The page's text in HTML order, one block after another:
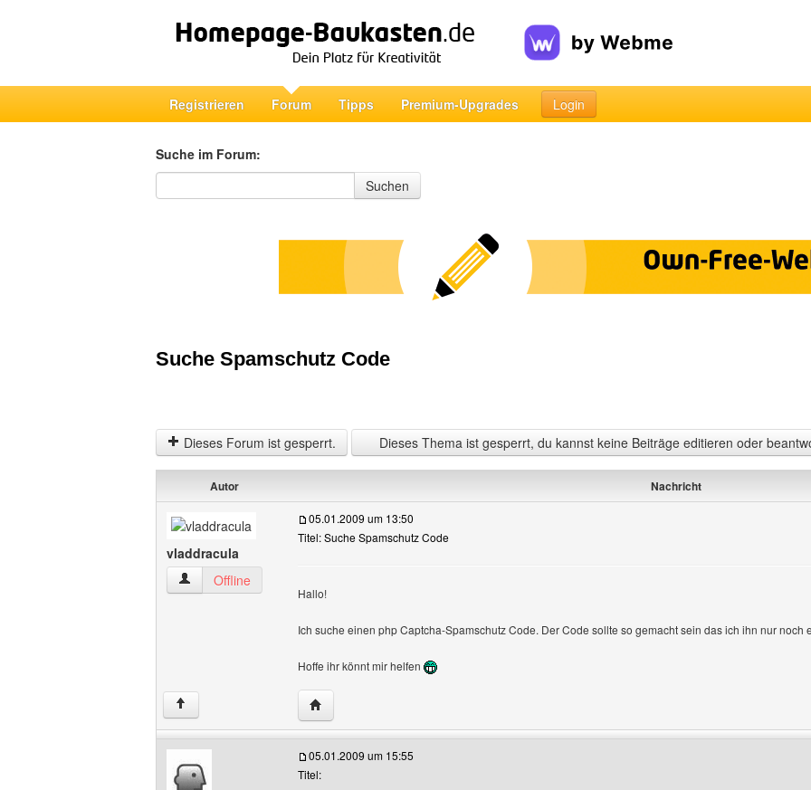
Registrieren Forum Tipps Premium-Upgrades Login
Suche im Forum:
Suche im Forum
Suchen
Suche Spamschutz Code
Dieses Forum ist gesperrt. Dieses Thema ist gesperrt, du kannst keine Beiträge editieren oder
Autor Nachricht
vladdracula
vladdracula Benutzer-Profile anzeigen
Offline
05.01.2009 um 13:50
Titel: Suche Spamschutz Code
Hallo!
Ich suche einen php Captcha-Spamschutz Code. Der Code sollte so gemacht sein das ich ihn nur
Hoffe ihr könnt mir helfen
↑ Website dieses Benutzers besuchen: vladdracula
05.01.2009 um 15:55
Titel: